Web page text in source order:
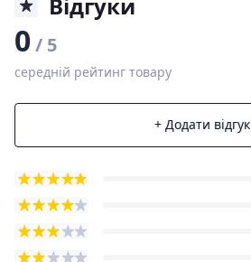
0/ 5
середній рейтинг товару
+ Додати відгук